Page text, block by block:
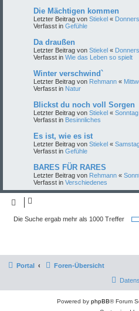
Die Mächtigen kommen
Letzter Beitrag von Stiekel «
Verfasst in Gefühle
Da draußen
Letzter Beitrag von Stiekel «
Verfasst in Wie das Leben so spielt
Winter verschwind`
Letzter Beitrag von Rehmann «
Verfasst in Natur
Blickst du noch voll Sorgen
Letzter Beitrag von Stiekel «
Verfasst in Besinnliches
Es ist, wie es ist
Letzter Beitrag von Stiekel «
Verfasst in Gefühle
BARES FÜR RARES
Letzter Beitrag von Rehmann «
Verfasst in Verschiedenes
Die Suche ergab mehr als 1000 Treffer
Portal Foren-Übersicht
Powered by phpBB® Forum